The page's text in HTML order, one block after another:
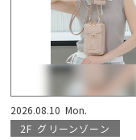
2026.08.10 Mon.
2F グリーンゾーン